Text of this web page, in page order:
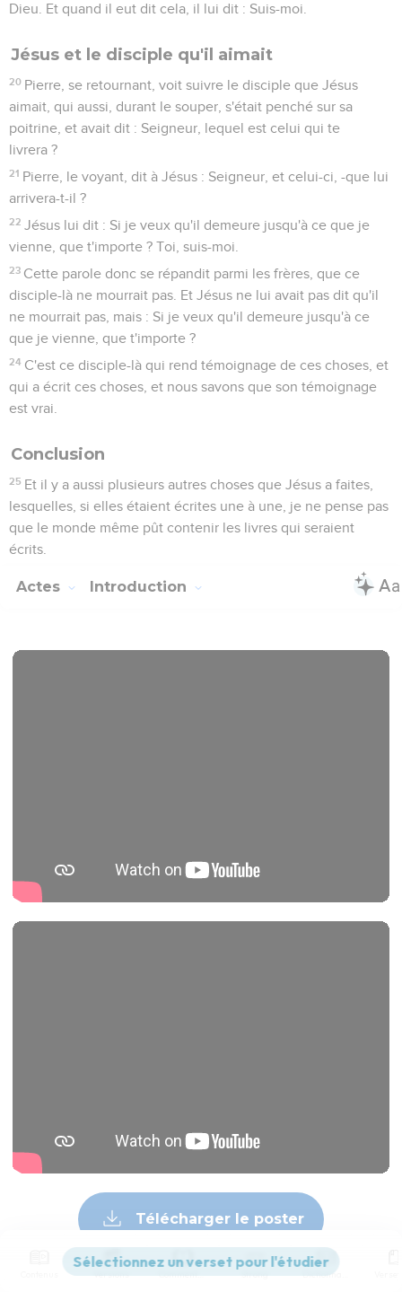
Dieu. Et quand il eut dit cela, il lui dit : Suis-moi.
Jésus et le disciple qu'il aimait
20 Pierre, se retournant, voit suivre le disciple que Jésus
aimait, qui aussi, durant le souper, s'était penché sur sa
poitrine, et avait dit : Seigneur, lequel est celui qui te
livrera ?
21 Pierre, le voyant, dit à Jésus : Seigneur, et celui-ci, -que lui
arrivera-t-il ?
22 Jésus lui dit : Si je veux qu'il demeure jusqu'à ce que je
vienne, que t'importe ? Toi, suis-moi.
23 Cette parole donc se répandit parmi les frères, que ce
disciple-là ne mourrait pas. Et Jésus ne lui avait pas dit qu'il
ne mourrait pas, mais : Si je veux qu'il demeure jusqu'à ce
que je vienne, que t'importe ?
24 C'est ce disciple-là qui rend témoignage de ces choses, et
qui a écrit ces choses, et nous savons que son témoignage
est vrai.
Conclusion
25 Et il y a aussi plusieurs autres choses que Jésus a faites,
lesquelles, si elles étaient écrites une à une, je ne pense pas
que le monde même pût contenir les livres qui seraient
écrits.
Actes Introduction
Télécharger le poster
Versions Commentaires Strong